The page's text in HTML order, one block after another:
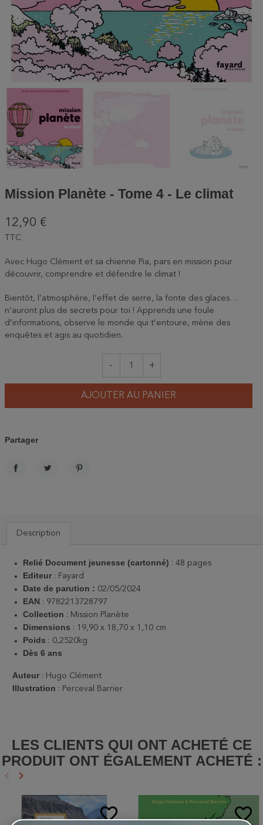
Mission Planète - Tome 4 - Le climat
12,90 €
TTC
Avec Hugo Clément et sa chienne Pia, pars en mission pour
découvrir, comprendre et défendre le climat !
Bientôt, l’atmosphère, l’effet de serre, la fonte des glaces…
n’auront plus de secrets pour toi ! Apprends une foule
d’informations, observe le monde qui t’entoure, mène des
enquêtes et agis au quotidien.
- +
AJOUTER AU PANIER
Partager
Description
Relié Document jeunesse (cartonné) : 48 pages
Editeur : Fayard
Date de parution : 02/05/2024
EAN : 9782213728797
Collection : Mission Planète
Dimensions : 19,90 x 18,70 x 1,10 cm
Poids : 0,2520kg
Dès 6 ans
Auteur : Hugo Clément
Illustration : Perceval Barrier
LES CLIENTS QUI ONT ACHETÉ CE
PRODUIT ONT ÉGALEMENT ACHETÉ :
Précédent
keyboard_arrow_left Suivant
keyboard_arrow_right
favorite_border favorite_border